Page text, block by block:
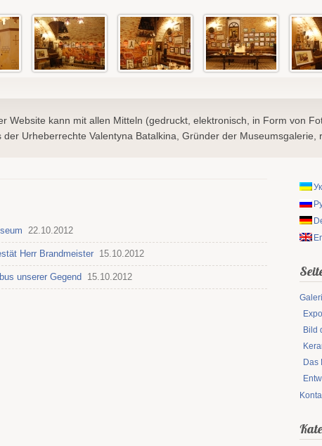
Website kann mit allen Mitteln (gedruckt, elektronisch, in Form von
Urheberrechte Valentyna Batalkina, Gründer der Museumsgalerie,
22.10.2012
Herr Brandmeister 15.10.2012
unserer Gegend 15.10.2012
Bild
Das